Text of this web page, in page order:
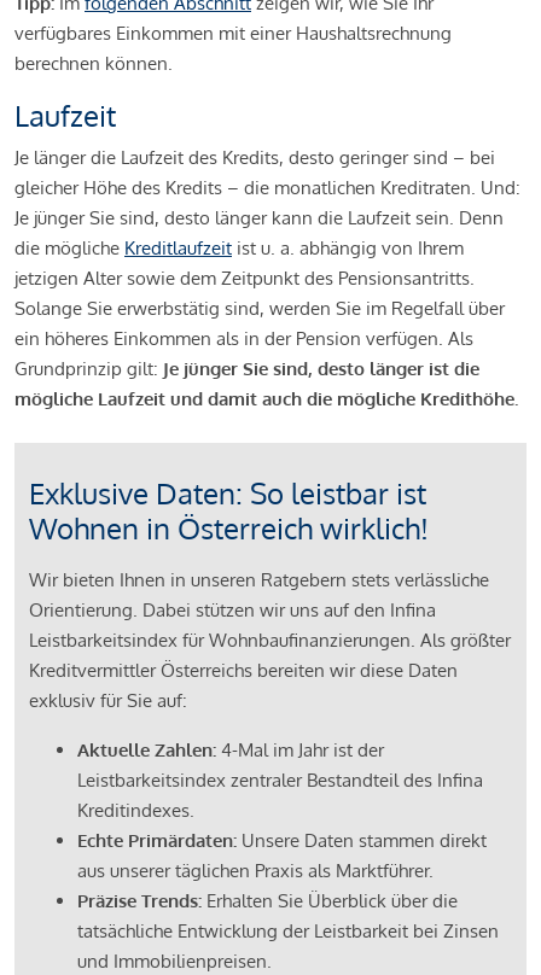
verfügbares Einkommen mit einer Haushaltsrechnung
berechnen können.
Laufzeit
Je länger die Laufzeit des Kredits, desto geringer sind – bei
gleicher Höhe des Kredits – die monatlichen Kreditraten. Und:
Je jünger Sie sind, desto länger kann die Laufzeit sein. Denn
die mögliche Kreditlaufzeit ist u. a. abhängig von Ihrem
jetzigen Alter sowie dem Zeitpunkt des Pensionsantritts.
Solange Sie erwerbstätig sind, werden Sie im Regelfall über
ein höheres Einkommen als in der Pension verfügen. Als
Grundprinzip gilt: Je jünger Sie sind, desto länger ist die
mögliche Laufzeit und damit auch die mögliche Kredithöhe.
Exklusive Daten: So leistbar ist
Wohnen in Österreich wirklich!
Wir bieten Ihnen in unseren Ratgebern stets verlässliche
Orientierung. Dabei stützen wir uns auf den Infina
Leistbarkeitsindex für Wohnbaufinanzierungen. Als größter
Kreditvermittler Österreichs bereiten wir diese Daten
exklusiv für Sie auf:
Aktuelle Zahlen: 4-Mal im Jahr ist der
Leistbarkeitsindex zentraler Bestandteil des Infina
Kreditindexes.
Echte Primärdaten: Unsere Daten stammen direkt
aus unserer täglichen Praxis als Marktführer.
Präzise Trends: Erhalten Sie Überblick über die
tatsächliche Entwicklung der Leistbarkeit bei Zinsen
und Immobilienpreisen.